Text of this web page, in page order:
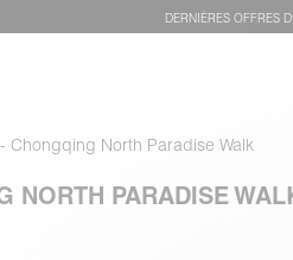
DERNIÈRES OFFRES
Chongqing North Paradise Walk
NORTH PARADISE